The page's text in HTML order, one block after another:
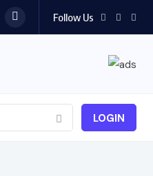
Follow Us
LOGIN